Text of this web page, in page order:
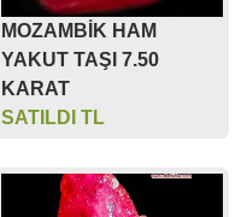
MOZAMBİK HAM
YAKUT TAŞI 7.50
KARAT
SATILDI TL